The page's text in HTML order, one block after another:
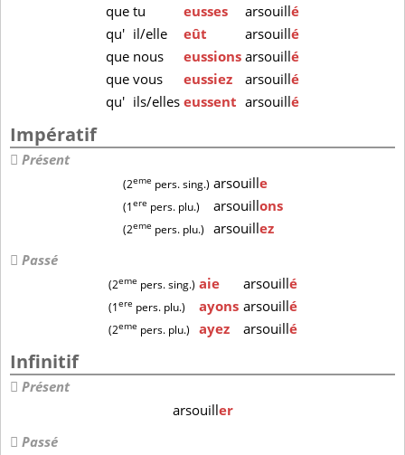
quetu eusses arsouillé
qu' il/elle eût arsouillé
que nous eussionsarsouillé
quevous eussiez arsouillé
qu' ils/elleseussent arsouillé
Impératif
Présent
(2eme pers. sing.) arsouille
(1ere pers. plu.) arsouillons
(2eme pers. plu.) arsouillez
Passé
(2eme pers. sing.) aie arsouillé
(1ere pers. plu.) ayons arsouillé
(2eme pers. plu.) ayez arsouillé
Infinitif
Présent
arsouiller
Passé